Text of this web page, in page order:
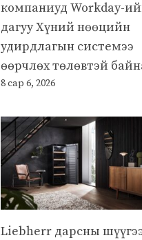
компаниуд Workday-
дагуу Хүний нөөцийн
удирдлагын системээ
өөрчлөх төлөвтэй
8 сар 6, 2026
Liebherr дарсны